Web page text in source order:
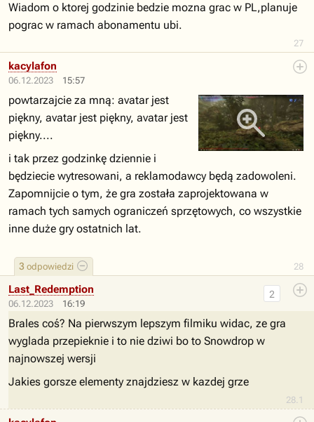
27
Wiadom o ktorej godzinie bedzie mozna grac w PL,planuje
pograc w ramach abonamentu ubi.
06.12.2023 15:57
28
3 odpowiedzi
kacylafon
powtarzajcie za mną: avatar jest
piękny, avatar jest piękny, avatar jest
piękny....
i tak przez godzinkę dziennie i
będziecie wytresowani, a reklamodawcy będą zadowoleni.
Zapomnijcie o tym, że gra została zaprojektowana w
ramach tych samych ograniczeń sprzętowych, co wszystkie
inne duże gry ostatnich lat.
06.12.2023 16:19
28.1
2
Last_Redemption
Brales coś? Na pierwszym lepszym filmiku widac, ze gra
wyglada przepieknie i to nie dziwi bo to Snowdrop w
najnowszej wersji
Jakies gorsze elementy znajdziesz w kazdej grze